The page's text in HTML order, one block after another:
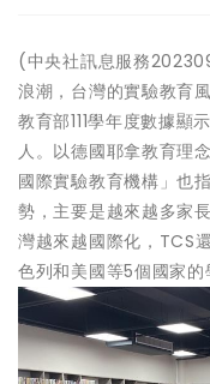
(中央社訊息服務
浪潮，台灣的實驗教育
教育部111學年度數據顯
人。以德國耶拿教育理
國際實驗教育機構」也
勢，主要是越來越多家
灣越來越國際化，TCS
色列和美國等5個國家的